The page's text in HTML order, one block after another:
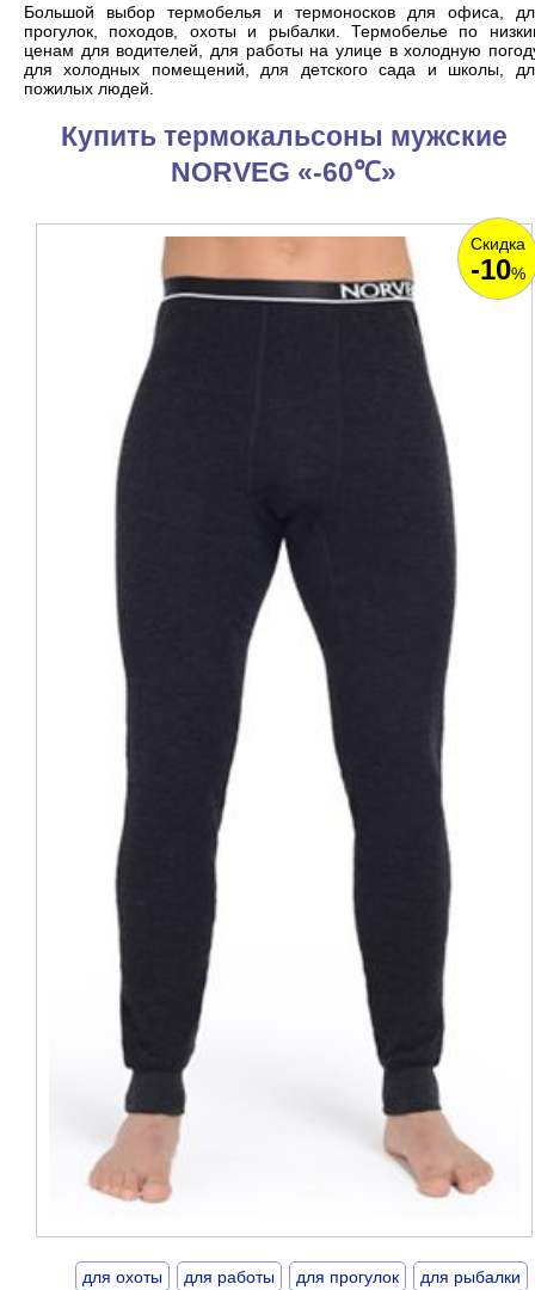
Большой выбор термобелья и термоносков для офиса,
прогулок, походов, охоты и рыбалки. Термобелье по
ценам для водителей, для работы на улице в холодную
для холодных помещений, для детского сада и школы,
пожилых людей.
Купить термокальсоны мужские
NORVEG «-60℃»
Скидка
-10%
для охоты для работы для прогулок для рыбалки